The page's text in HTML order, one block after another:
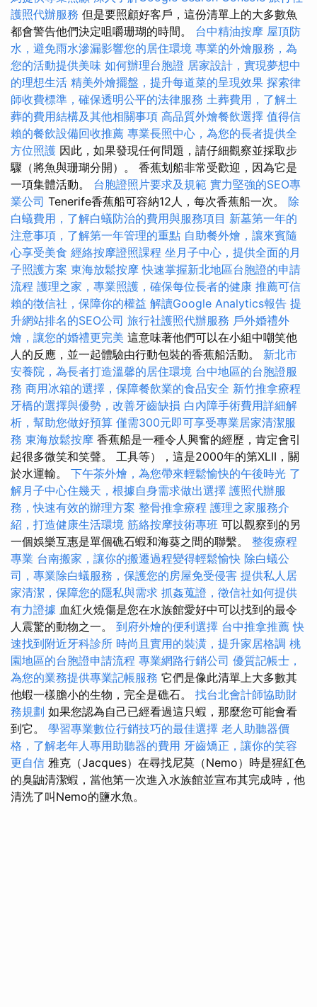
護照代辦服務 但是要照顧好客戶，這份清單上的大多數魚
都會警告他們決定咀嚼珊瑚的時間。 台中精油按摩 屋頂防
水，避免雨水滲漏影響您的居住環境 專業的外燴服務，為
您的活動提供美味 如何辦理台胞證 居家設計，實現夢想中
的理想生活 精美外燴擺盤，提升每道菜的呈現效果 探索律
師收費標準，確保透明公平的法律服務 土葬費用，了解土
葬的費用結構及其他相關事項 高品質外燴餐飲選擇 值得信
賴的餐飲設備回收推薦 專業長照中心，為您的長者提供全
方位照護 因此，如果發現任何問題，請仔細觀察並採取步
驟（將魚與珊瑚分開）。 香蕉划船非常受歡迎，因為它是
一項集體活動。 台胞證照片要求及規範 實力堅強的SEO專
業公司 Tenerife香蕉船可容納12人，每次香蕉船一次。 除
白蟻費用，了解白蟻防治的費用與服務項目 新墓第一年的
注意事項，了解第一年管理的重點 自助餐外燴，讓來賓隨
心享受美食 經絡按摩證照課程 坐月子中心，提供全面的月
子照護方案 東海放鬆按摩快速掌握新北地區台胞證的申請
流程 護理之家，專業照護，確保每位長者的健康 推薦可信
賴的徵信社，保障你的權益 解讀Google Analytics報告 提
升網站排名的SEO公司 旅行社護照代辦服務 戶外婚禮外
燴，讓您的婚禮更完美 這意味著他們可以在小組中嘲笑他
人的反應，並一起體驗由行動包裝的香蕉船活動。 新北市
安養院，為長者打造溫馨的居住環境 台中地區的台胞證服
務 商用冰箱的選擇，保障餐飲業的食品安全 新竹推拿療程
牙橋的選擇與優勢，改善牙齒缺損 白內障手術費用詳細解
析，幫助您做好預算 僅需300元即可享受專業居家清潔服
務 東海放鬆按摩 香蕉船是一種令人興奮的經歷，肯定會引
起很多微笑和笑聲。 工具等），這是2000年的第XLII，關
於水運輸。 下午茶外燴，為您帶來輕鬆愉快的午後時光 了
解月子中心住幾天，根據自身需求做出選擇 護照代辦服
務，快速有效的辦理方案 整骨推拿療程 護理之家服務介
紹，打造健康生活環境 筋絡按摩技術專班 可以觀察到的另
一個娛樂互惠是單個礁石蝦和海葵之間的聯繫。 整復療程
專業 台南搬家，讓你的搬遷過程變得輕鬆愉快 除白蟻公
司，專業除白蟻服務，保護您的房屋免受侵害 提供私人居
家清潔，保障您的隱私與需求 抓姦蒐證，徵信社如何提供
有力證據 血紅火燒傷是您在水族館愛好中可以找到的最令
人震驚的動物之一。 到府外燴的便利選擇 台中推拿推薦快
速找到附近牙科診所 時尚且實用的裝潢，提升家居格調 桃
園地區的台胞證申請流程 專業網路行銷公司 優質記帳士，
為您的業務提供專業記帳服務 它們是像此清單上大多數其
他蝦一樣膽小的生物，完全是礁石。 找台北會計師協助財
務規劃 如果您認為自己已經看過這只蝦，那麼您可能會看
到它。 學習專業數位行銷技巧的最佳選擇 老人助聽器價
格，了解老年人專用助聽器的費用 牙齒矯正，讓你的笑容
更自信 雅克（Jacques）在尋找尼莫（Nemo）時是猩紅色
的臭鼬清潔蝦，當他第一次進入水族館並宣布其完成時，他
清洗了叫Nemo的鹽水魚。